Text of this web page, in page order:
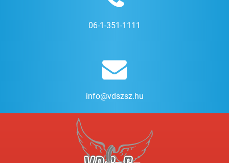
06-1-351-1111
info@vdszsz.hu